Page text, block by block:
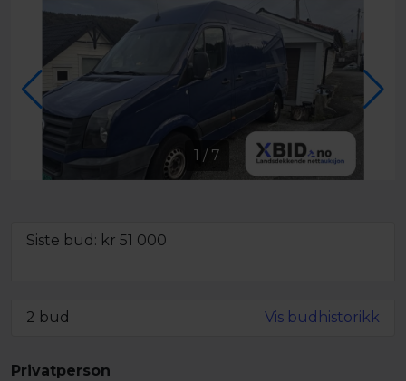
1 / 7
Siste bud: kr 51 000
2 bud Vis budhistorikk
Privatperson